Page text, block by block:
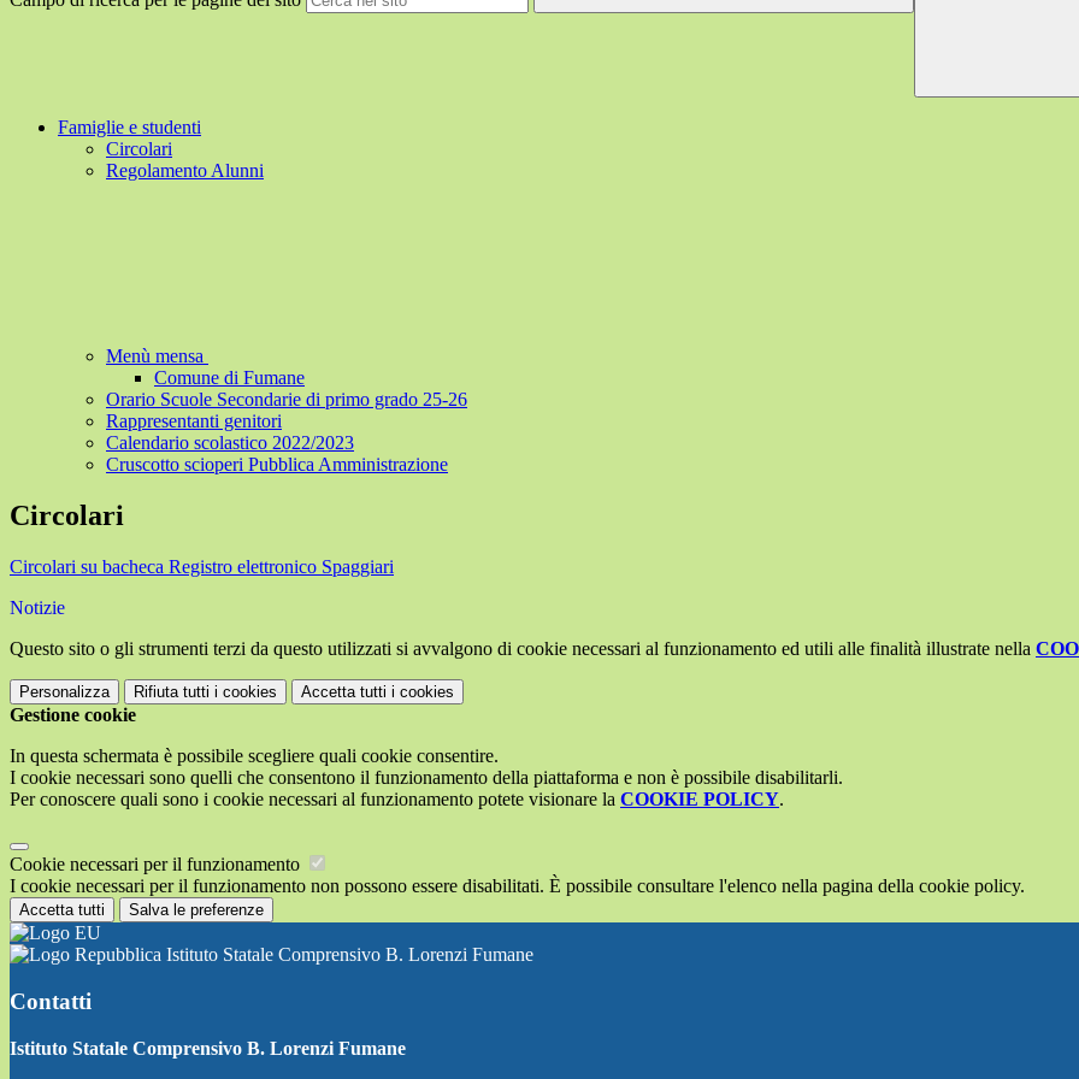
Famiglie e studenti
Circolari
Regolamento Alunni
Menù mensa
Comune di Fumane
Orario Scuole Secondarie di primo grado 25-26
Rappresentanti genitori
Calendario scolastico 2022/2023
Cruscotto scioperi Pubblica Amministrazione
Circolari
Circolari su bacheca Registro elettronico Spaggiari
Notizie
Questo sito o gli strumenti terzi da questo utilizzati si avvalgono di cookie necessari al funzionamento ed utili alle finalità illustrate nella
Personalizza Rifiuta tutti i cookies Accetta tutti i cookies
Gestione cookie
In questa schermata è possibile scegliere quali cookie consentire.
I cookie necessari sono quelli che consentono il funzionamento della piattaforma e non è possibile disabilitarli.
Per conoscere quali sono i cookie necessari al funzionamento potete visionare la COOKIE POLICY.
Cookie necessari per il funzionamento
I cookie necessari per il funzionamento non possono essere disabilitati. È possibile consultare l'elenco nella pagina della cookie policy.
Accetta tutti Salva le preferenze
Istituto Statale Comprensivo B. Lorenzi Fumane
Contatti
Istituto Statale Comprensivo B. Lorenzi Fumane